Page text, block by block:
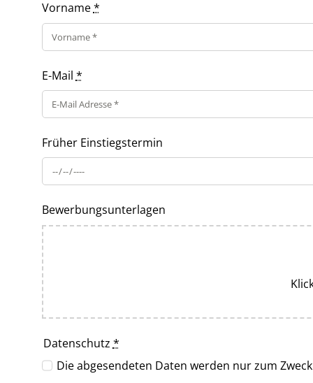
Vorname*
E-Mail *
Früher Einstiegstermin
Bewerbungsunterlagen
Datenschutz *
Die abgesendeten Daten werden nur zum